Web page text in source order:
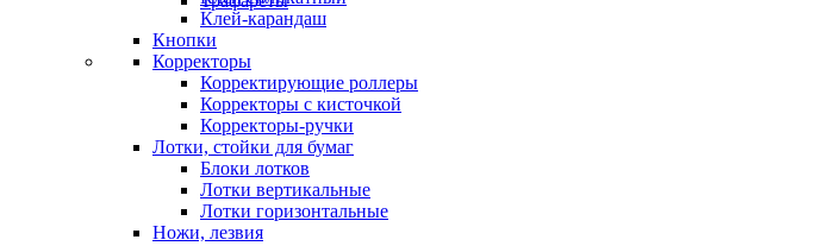
Клей-карандаш
Кнопки
Корректоры
Корректирующие роллеры
Корректоры с кисточкой
Корректоры-ручки
Лотки, стойки для бумаг
Блоки лотков
Лотки вертикальные
Лотки горизонтальные
Ножи, лезвия